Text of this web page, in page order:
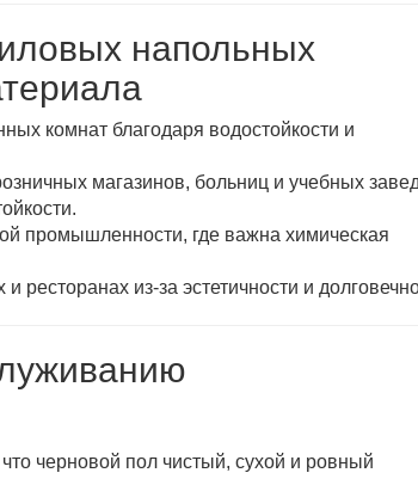
напольных
комнат благодаря водостойкости и
магазинов, больниц и учебных
промышленности, где важна химическая
ресторанах из-за эстетичности и
черновой пол чистый, сухой и ровный